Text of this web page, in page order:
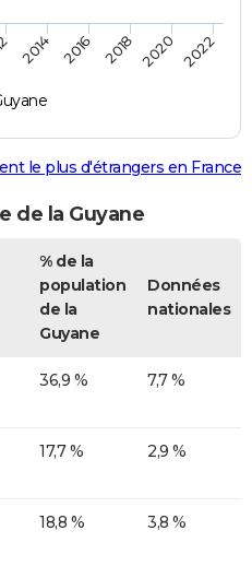
2014 2016 2018 2020 2022
le plus d'étrangers en France
de la Guyane
% de la
population
de la
Guyane
Données
nationales
36,9 % 7,7 %
17,7 % 2,9 %
18,8 % 3,8 %